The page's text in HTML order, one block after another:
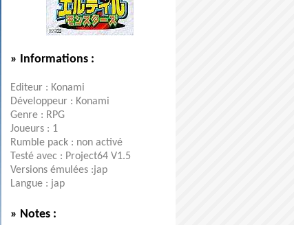
» Informations :
Editeur : Konami
Développeur : Konami
Genre : RPG
Joueurs : 1
Rumble pack : non activé
Testé avec : Project64 V1.5
Versions émulées :jap
Langue : jap
» Notes :